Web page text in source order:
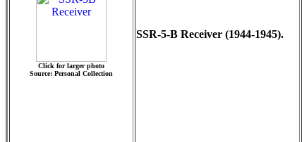
Click for larger photo
Source: Personal Collection
SSR-5-B Receiver (1944-1945).